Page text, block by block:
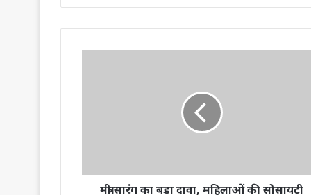
मंत्री सारंग का बड़ा दावा, महिलाओं की सोसायटी